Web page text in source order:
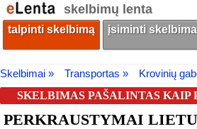
skelbimų lenta
talpinti skelbimą įsiminti
Skelbimai » Transportas »
Krovinių
SKELBIMAS PAŠALINTAS KAIP
PERKRAUSTYMAI